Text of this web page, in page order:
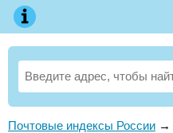
Почтовые индексы России →